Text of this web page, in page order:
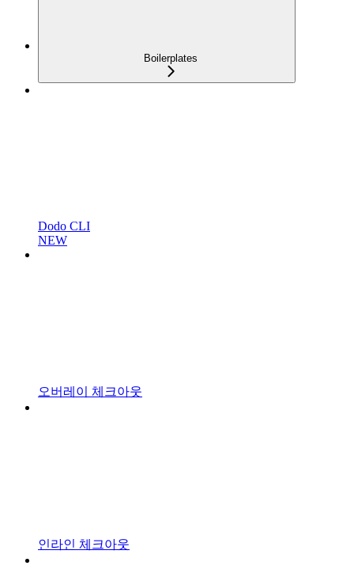
Boilerplates
Dodo CLI
NEW
오버레이 체크아웃
인라인 체크아웃